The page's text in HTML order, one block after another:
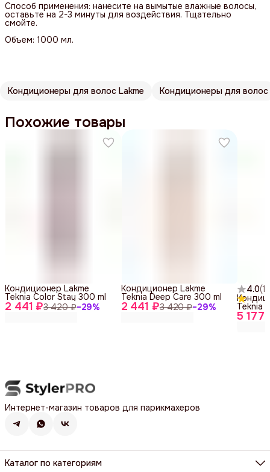
Способ применения: нанесите на вымытые влажные волосы,
оставьте на 2-3 минуты для воздействия. Тщательно
смойте.
Объем: 1000 мл.
Кондиционеры для волос Lakme Кондиционеры для волос
Похожие товары
2 441 ₽3 420 ₽−29%
Кондиционер Lakme
Teknia Color Stay 300 ml
2 441 ₽3 420 ₽−29%
Кондиционер Lakme
Teknia Deep Care 300 ml
4.0(1
5 177
Teknia
Интернет-магазин товаров для парикмахеров
Каталог по категориям